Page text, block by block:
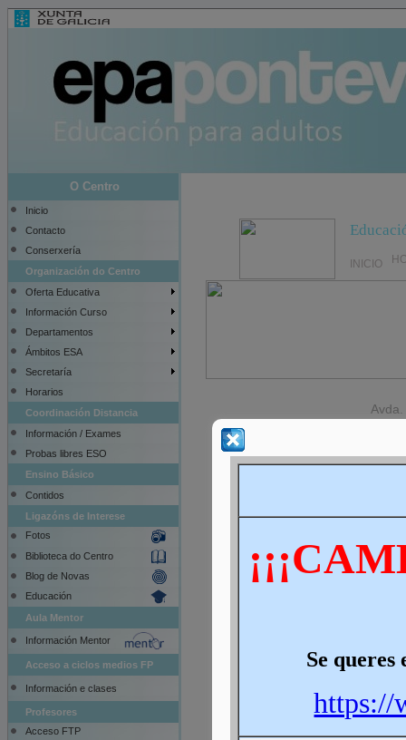
O Centro
Inicio
Contacto
Conserxería
Organización do Centro
Oferta Educativa
Información Curso
Departamentos
Ámbitos ESA
Secretaría
Horarios
Coordinación Distancia
Información / Exames
Probas libres ESO
Ensino Básico
Contidos
Ligazóns de Interese
Fotos
Biblioteca do Centro
Blog de Novas
Educación
Aula Mentor
Información Mentor
Acceso a ciclos medios FP
Información e clases
Profesores
Acceso FTP